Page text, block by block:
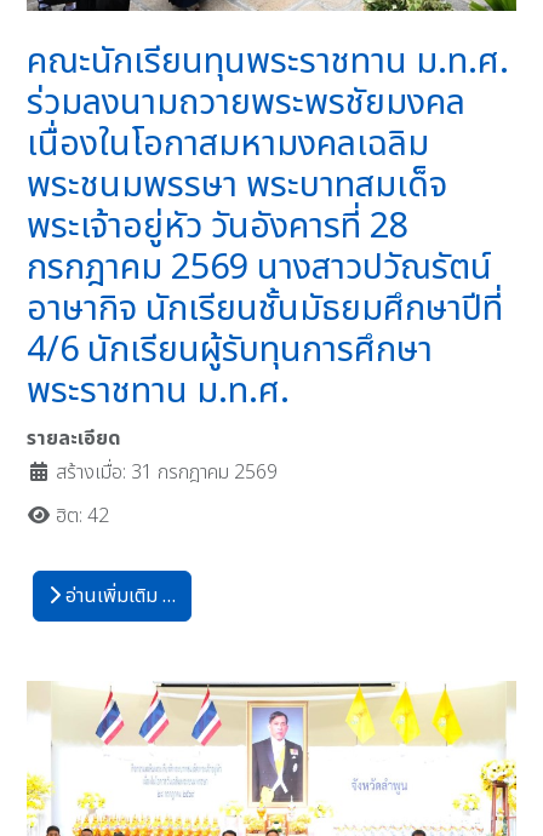
คณะนักเรียนทุนพระราชทาน ม.ท.ศ.
ร่วมลงนามถวายพระพรชัยมงคล
เนื่องในโอกาสมหามงคลเฉลิม
พระชนมพรรษา พระบาทสมเด็จ
พระเจ้าอยู่หัว วันอังคารที่ 28
กรกฎาคม 2569 นางสาวปวัณรัตน์
อาษากิจ นักเรียนชั้นมัธยมศึกษาปีที่
4/6 นักเรียนผู้รับทุนการศึกษา
พระราชทาน ม.ท.ศ.
รายละเอียด
สร้างเมื่อ: 31 กรกฎาคม 2569
ฮิต: 42
อ่านเพิ่มเติม …